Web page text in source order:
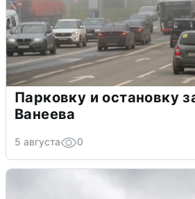
Парковку и остановку
Ванеева
5 августа 0